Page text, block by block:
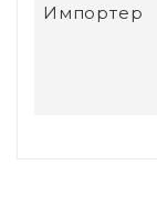
Импортер